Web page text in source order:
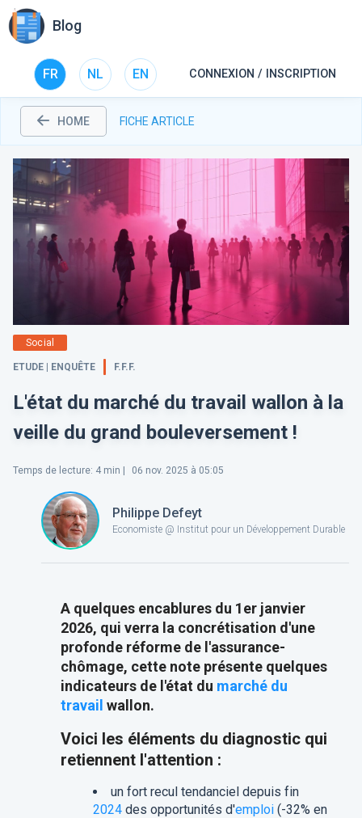
Blog
FR NL EN CONNEXION / INSCRIPTION
HOME FICHE ARTICLE
Social
ETUDE | ENQUÊTE F.F.F.
L'état du marché du travail wallon à la
veille du grand bouleversement !
Temps de lecture: 4 min | 06 nov. 2025 à 05:05
Philippe Defeyt
Economiste @ Institut pour un Développement Durable
A quelques encablures du 1er janvier
2026, qui verra la concrétisation d'une
profonde réforme de l'assurance-
chômage, cette note présente quelques
indicateurs de l'état du marché du
travail wallon.
Voici les éléments du diagnostic qui
retiennent l'attention :
un fort recul tendanciel depuis fin
2024des opportunités d'emploi(-32% en